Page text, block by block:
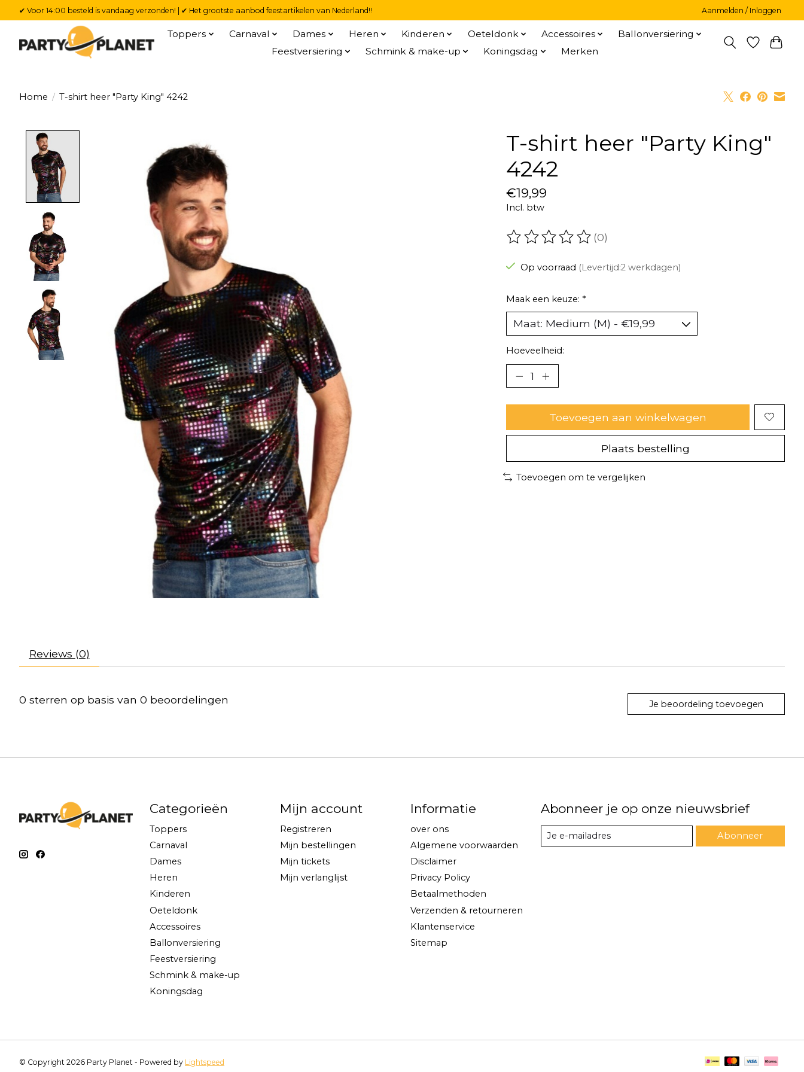
✔ Voor 14:00 besteld is vandaag verzonden! | ✔ Het grootste aanbod feestartikelen van Nederland!! Aanmelden / Inloggen
Toppers Carnaval Dames Heren Kinderen Oeteldonk Accessoires
Ballonversiering
Feestversiering
Schmink & make-up Koningsdag Merken
Home / T-shirt heer "Party King" 4242
T-shirt heer "Party King"
4242
€19,99
Incl. btw
De beoordeling van dit product is
(0)
Op voorraad (Levertijd:2 werkdagen)
Maak een keuze: *
Hoeveelheid:
Toevoegen aan winkelwagen
Plaats bestelling
Toevoegen om te vergelijken
Reviews (0)
0 sterren op basis van 0 beoordelingen Je beoordeling toevoegen
Categorieën
Toppers
Carnaval
Dames
Heren
Kinderen
Oeteldonk
Accessoires
Ballonversiering
Feestversiering
Schmink & make-up
Koningsdag
Mijn account
Registreren
Mijn bestellingen
Mijn tickets
Mijn verlanglijst
Informatie
over ons
Algemene voorwaarden
Disclaimer
Privacy Policy
Betaalmethoden
Verzenden & retourneren
Klantenservice
Sitemap
Abonneer je op onze nieuwsbrief
Abonneer
© Copyright 2026 Party Planet - Powered by Lightspeed